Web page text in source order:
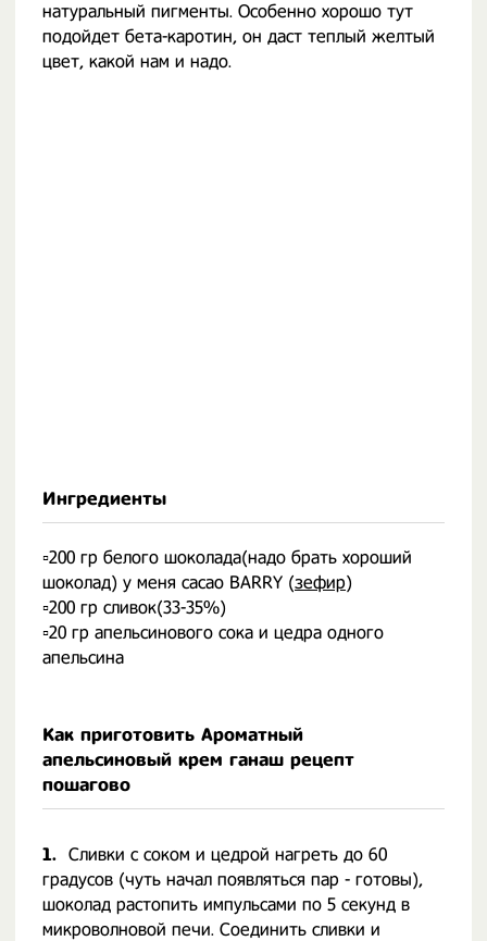
натуральный пигменты. Особенно хорошо тут
подойдет бета-каротин, он даст теплый желтый
цвет, какой нам и надо.
Ингредиенты
▫️200 гр белого шоколада(надо брать хороший
шоколад) у меня cacao BARRY (зефир)
▫️200 гр сливок(33-35%)
▫️20 гр апельсинового сока и цедра одного
апельсина
Как приготовить Ароматный
апельсиновый крем ганаш рецепт
пошагово
1. Сливки с соком и цедрой нагреть до 60
градусов (чуть начал появляться пар - готовы),
шоколад растопить импульсами по 5 секунд в
микроволновой печи. Соединить сливки и